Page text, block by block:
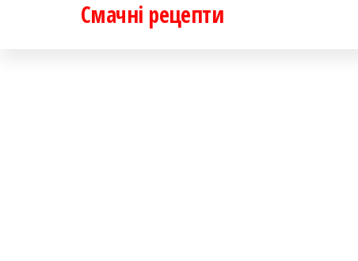
Смачні рецепти